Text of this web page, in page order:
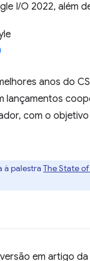
I/O 2022, além
anos do
lançamentos
com o
à palestra The State of
em artigo da